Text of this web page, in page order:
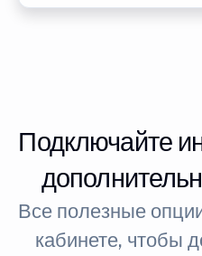
Подключайте
Все полезные
кабинете, чтобы